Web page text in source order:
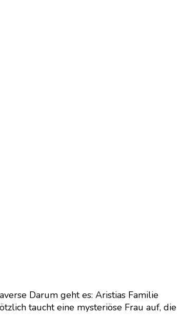
Darum geht es: Aristias Familie
taucht eine mysteriöse Frau auf, die